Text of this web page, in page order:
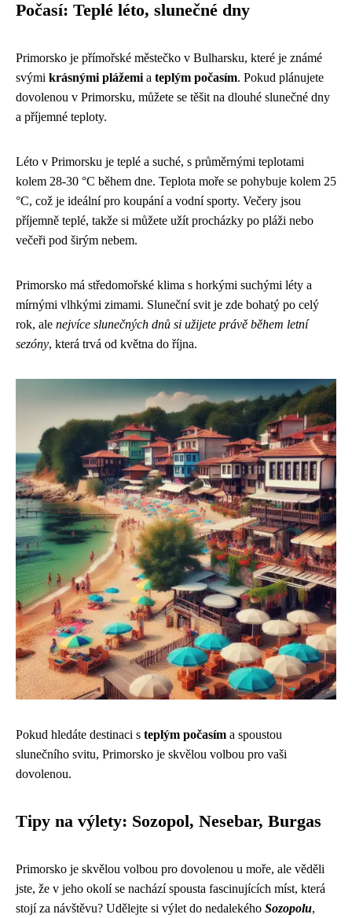
Počasí: Teplé léto, slunečné dny
Primorsko je přímořské městečko v Bulharsku, které je známé
svými krásnými plážemi a teplým počasím. Pokud plánujete
dovolenou v Primorsku, můžete se těšit na dlouhé slunečné dny
a příjemné teploty.
Léto v Primorsku je teplé a suché, s průměrnými teplotami
kolem 28-30 °C během dne. Teplota moře se pohybuje kolem 25
°C, což je ideální pro koupání a vodní sporty. Večery jsou
příjemně teplé, takže si můžete užít procházky po pláži nebo
večeři pod širým nebem.
Primorsko má středomořské klima s horkými suchými léty a
mírnými vlhkými zimami. Sluneční svit je zde bohatý po celý
rok, ale nejvíce slunečných dnů si užijete právě během letní
sezóny, která trvá od května do října.
Pokud hledáte destinaci s teplým počasím a spoustou
slunečního svitu, Primorsko je skvělou volbou pro vaši
dovolenou.
Tipy na výlety: Sozopol, Nesebar, Burgas
Primorsko je skvělou volbou pro dovolenou u moře, ale věděli
jste, že v jeho okolí se nachází spousta fascinujících míst, která
stojí za návštěvu? Udělejte si výlet do nedalekého Sozopolu,